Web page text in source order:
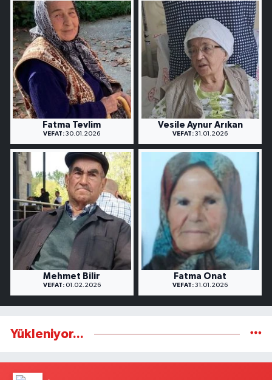
Fatma Tevlim
VEFAT: 30.01.2026
Vesile Aynur Arıkan
VEFAT: 31.01.2026
Mehmet Bilir
VEFAT:01.02.2026
Fatma Onat
VEFAT: 31.01.2026
Yükleniyor...